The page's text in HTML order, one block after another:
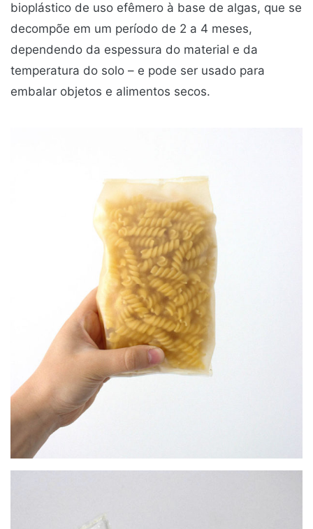
bioplástico de uso efêmero à base de algas, que se
decompõe em um período de 2 a 4 meses,
dependendo da espessura do material e da
temperatura do solo – e pode ser usado para
embalar objetos e alimentos secos.